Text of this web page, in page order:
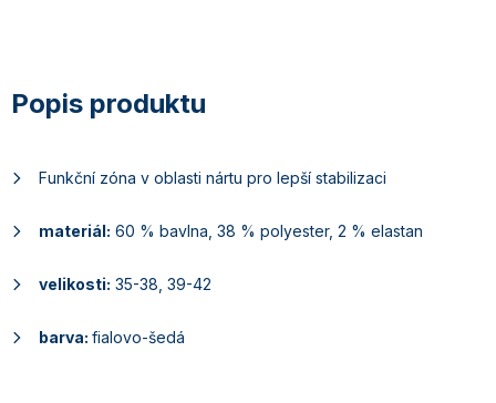
Funkční zóna v oblasti nártu pro lepší stabilizaci
materiál: 60 % bavlna, 38 % polyester, 2 % elastan
velikosti: 35-38, 39-42
barva: fialovo-šedá